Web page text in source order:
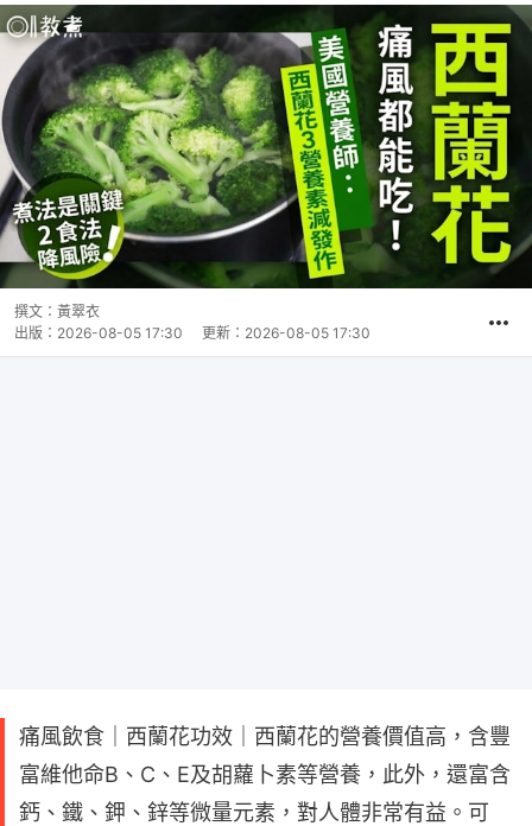
撰文： 黃翠衣
出版： 2026-08-05 17:30 更新： 2026-08-05 17:30
痛風飲食｜西蘭花功效｜西蘭花的營養價值高，含豐
富維他命B、C、E及胡蘿卜素等營養，此外，還富含
鈣、鐵、鉀、鋅等微量元素，對人體非常有益。可